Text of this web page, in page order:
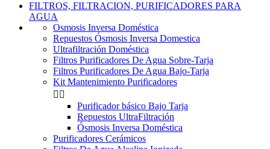
FILTROS, FILTRACION, PURIFICADORES PARA
AGUA
Osmosis Inversa Doméstica
Repuestos Ósmosis Inversa Domestica
Ultrafiltración Doméstica
Filtros Purificadores De Agua Sobre-Tarja
Filtros Purificadores De Agua Bajo-Tarja
Kit Mantenimiento Purificadores
 
Purificador básico Bajo Tarja
Repuestos UltraFiltración
Ósmosis Inversa Doméstica
Purificadores Cerámicos